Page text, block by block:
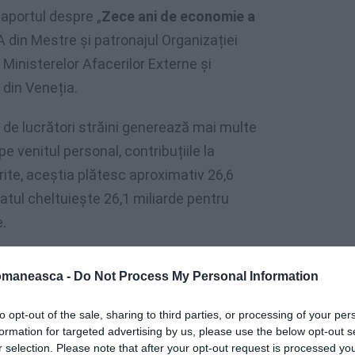
- Do Not Process My Personal Information
opt-out of the sale, sharing to third parties, or processing of your
for targeted advertising by us, please use the below opt-out
selection. Please note that after your opt-out request is processed
despre „Zece ani de economie a
din Mestre și patronajul Organizației
Afacerilor Externe și
Veneția.
lucrători străini generează mai multe
venitul personal, contribuțiile la
aceștia plătesc aproximativ 26,6
cheltuiește 26,1 miliarde pentru
străini. Statul cheltuie 26,1 cu